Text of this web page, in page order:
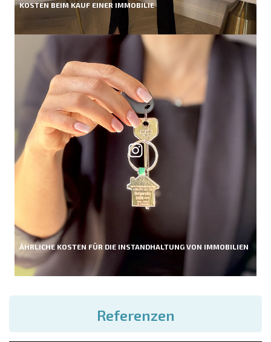
KOSTEN BEIM KAUF EINER IMMOBILIE
ÄHRLICHE KOSTEN FÜR DIE INSTANDHALTUNG VON IMMOBILIEN
Referenzen